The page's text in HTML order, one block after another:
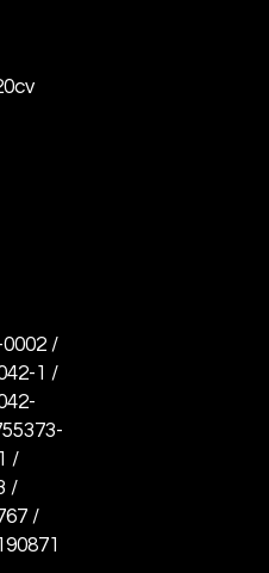
/
1 /
/
/
/